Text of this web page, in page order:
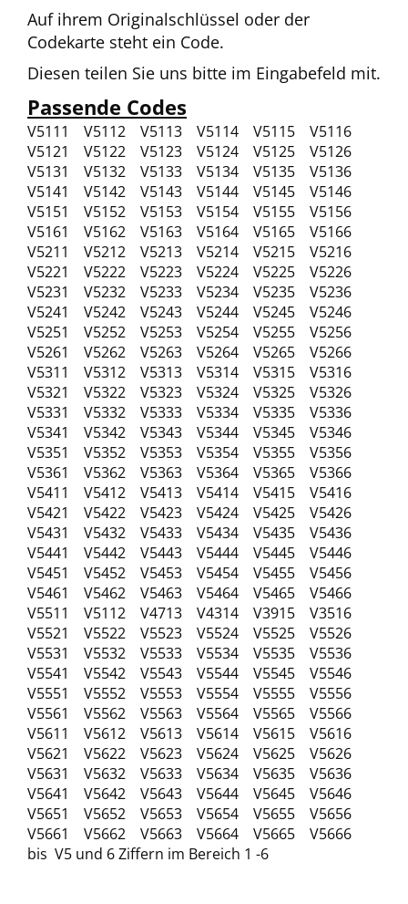
Auf ihrem Originalschlüssel oder der
Codekarte steht ein Code.
Diesen teilen Sie uns bitte im Eingabefeld mit.
Passende Codes
V5111 V5112 V5113 V5114 V5115 V5116
V5121 V5122 V5123 V5124 V5125 V5126
V5131 V5132 V5133 V5134 V5135 V5136
V5141 V5142 V5143 V5144 V5145 V5146
V5151 V5152 V5153 V5154 V5155 V5156
V5161 V5162 V5163 V5164 V5165 V5166
V5211 V5212 V5213 V5214 V5215 V5216
V5221 V5222 V5223 V5224 V5225 V5226
V5231 V5232 V5233 V5234 V5235 V5236
V5241 V5242 V5243 V5244 V5245 V5246
V5251 V5252 V5253 V5254 V5255 V5256
V5261 V5262 V5263 V5264 V5265 V5266
V5311 V5312 V5313 V5314 V5315 V5316
V5321 V5322 V5323 V5324 V5325 V5326
V5331 V5332 V5333 V5334 V5335 V5336
V5341 V5342 V5343 V5344 V5345 V5346
V5351 V5352 V5353 V5354 V5355 V5356
V5361 V5362 V5363 V5364 V5365 V5366
V5411 V5412 V5413 V5414 V5415 V5416
V5421 V5422 V5423 V5424 V5425 V5426
V5431 V5432 V5433 V5434 V5435 V5436
V5441 V5442 V5443 V5444 V5445 V5446
V5451 V5452 V5453 V5454 V5455 V5456
V5461 V5462 V5463 V5464 V5465 V5466
V5511 V5112 V4713 V4314 V3915 V3516
V5521 V5522 V5523 V5524 V5525 V5526
V5531 V5532 V5533 V5534 V5535 V5536
V5541 V5542 V5543 V5544 V5545 V5546
V5551 V5552 V5553 V5554 V5555 V5556
V5561 V5562 V5563 V5564 V5565 V5566
V5611 V5612 V5613 V5614 V5615 V5616
V5621 V5622 V5623 V5624 V5625 V5626
V5631 V5632 V5633 V5634 V5635 V5636
V5641 V5642 V5643 V5644 V5645 V5646
V5651 V5652 V5653 V5654 V5655 V5656
V5661 V5662 V5663 V5664 V5665 V5666
bis V5 und 6 Ziffern im Bereich 1 -6